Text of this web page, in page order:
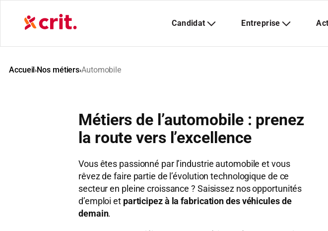
Accueil›Nos métiers›Automobile
Métiers de l’automobile : prenez
la route vers l’excellence
Vous êtes passionné par l’industrie automobile et vous
rêvez de faire partie de l’évolution technologique de ce
secteur en pleine croissance ? Saisissez nos opportunités
d’emploi et participez à la fabrication des véhicules de
demain.